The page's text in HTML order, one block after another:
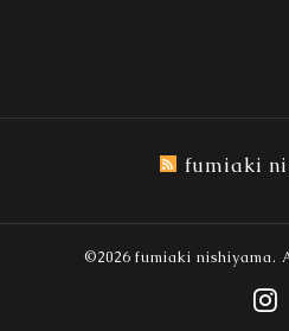
fumiaki
©2026 fumiaki nishiyama.